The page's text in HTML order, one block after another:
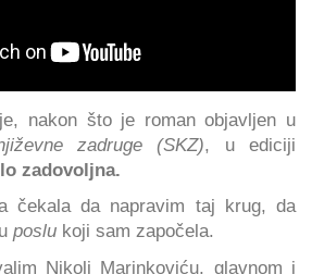
nakon što je roman objavljen u
zadruge (SKZ), u ediciji
zadovoljna.
čekala da napravim taj krug, da
u poslu koji sam započela.
Nikoli Marinkoviću, glavnom i